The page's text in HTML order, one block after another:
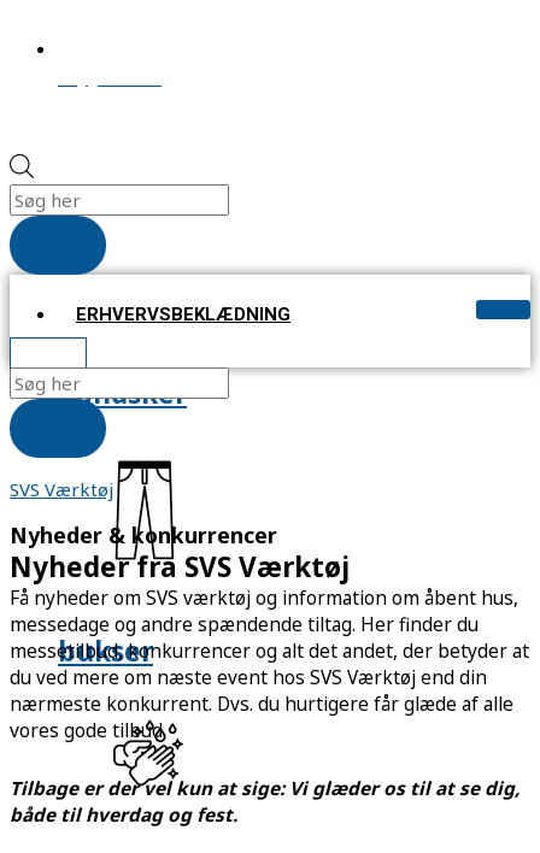
ERHVERVSBEKLÆDNING
handsker
bukser
SVS Værktøj
Nyheder & konkurrencer
Nyheder fra SVS Værktøj
Få nyheder om SVS værktøj og information om åbent hus,
messedage og andre spændende tiltag. Her finder du
messetilbud, konkurrencer og alt det andet, der betyder at
du ved mere om næste event hos SVS Værktøj end din
nærmeste konkurrent. Dvs. du hurtigere får glæde af alle
vores gode tilbud.
Tilbage er der vel kun at sige: Vi glæder os til at se dig,
både til hverdag og fest.